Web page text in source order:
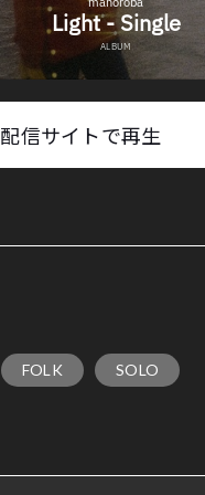
配信サイトで再生
FOLK SOLO